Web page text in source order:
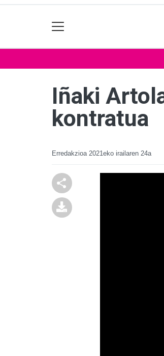
Iñaki
kontratua
Erredakzioa 2021eko irailaren 24a